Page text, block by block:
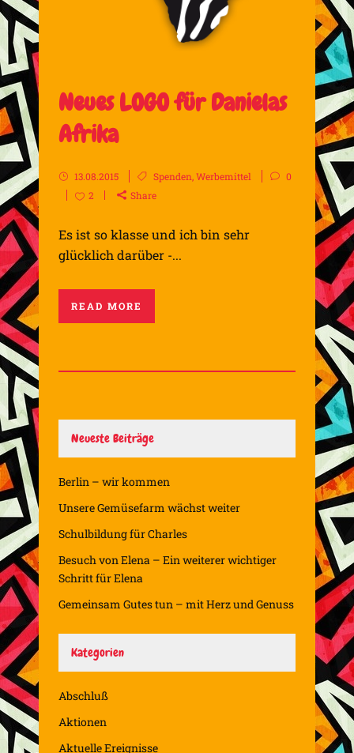
Neues LOGO für Danielas
Afrika
13.08.2015 Spenden,Werbemittel
0
2
Share
Es ist so klasse und ich bin sehr
glücklich darüber -...
READ MORE
Neueste Beiträge
Berlin – wir kommen
Unsere Gemüsefarm wächst weiter
Schulbildung für Charles
Besuch von Elena – Ein weiterer wichtiger
Schritt für Elena
Gemeinsam Gutes tun – mit Herz und Genuss
Kategorien
Abschluß
Aktionen
Aktuelle Ereignisse